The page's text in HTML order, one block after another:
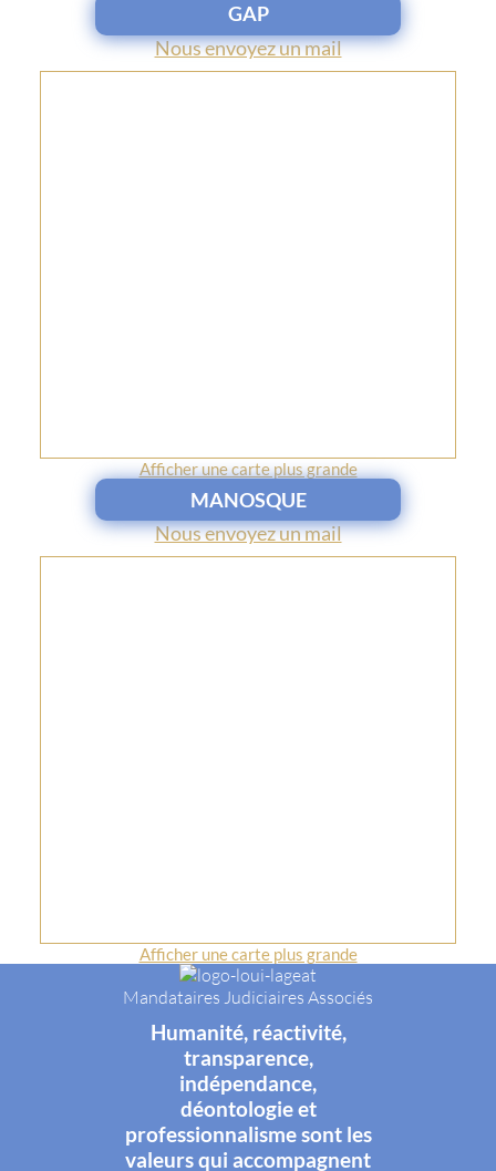
GAP
Nous envoyez un mail
Afficher une carte plus grande
MANOSQUE
Nous envoyez un mail
Afficher une carte plus grande
Mandataires Judiciaires Associés
Humanité, réactivité,
transparence,
indépendance,
déontologie et
professionnalisme sont les
valeurs qui accompagnent